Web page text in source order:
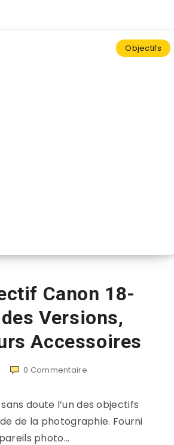
Objectifs
Canon 18-
Versions,
Accessoires
0 Commentaire
doute l’un des objectifs
de la photographie. Fourni
photo…